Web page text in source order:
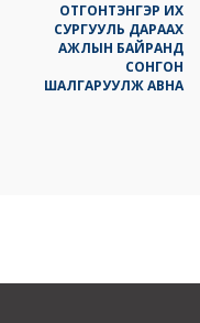
ОТГОНТЭНГЭР ИХ
СУРГУУЛЬ ДАРААХ
АЖЛЫН БАЙРАНД
СОНГОН
ШАЛГАРУУЛЖ АВНА